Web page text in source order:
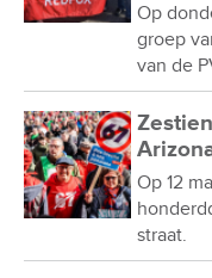
Op
groep
van de
Op 12
straat.